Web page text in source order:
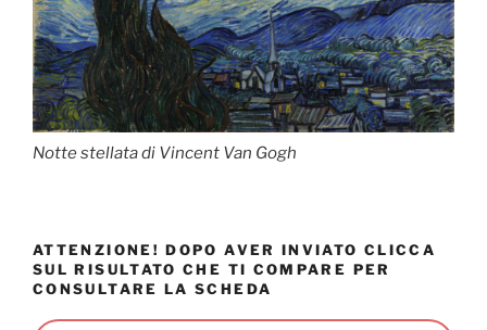
Notte stellata di Vincent Van Gogh
ATTENZIONE! DOPO AVER INVIATO CLICCA
SUL RISULTATO CHE TI COMPARE PER
CONSULTARE LA SCHEDA